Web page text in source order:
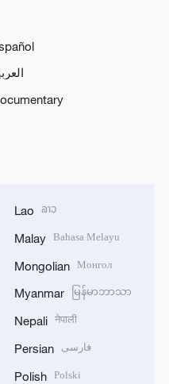
Lao ລາວ
Malay Bahasa Melayu
Mongolian Монгол
Myanmar မြန်မာဘာသာ
Nepali नेपाली
Persian فارسی
Polish Polski